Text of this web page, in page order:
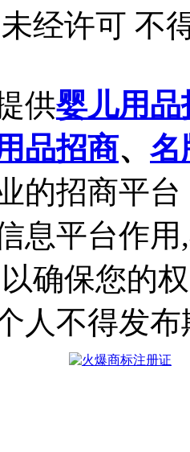
经许可 不
供婴儿用品
品招商、 名
的招商平台
息平台作
确保您的
人不得发